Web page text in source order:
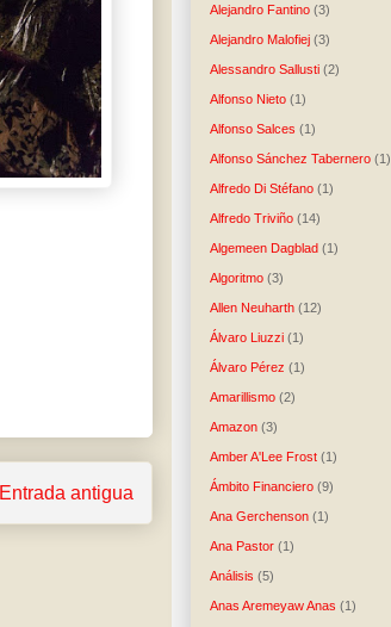
Entrada antigua
Alejandro Fantino (3)
Alejandro Malofiej (3)
Alessandro Sallusti (2)
Alfonso Nieto (1)
Alfonso Salces (1)
Alfonso Sánchez Tabernero (1)
Alfredo Di Stéfano (1)
Alfredo Triviño (14)
Algemeen Dagblad (1)
Algoritmo (3)
Allen Neuharth (12)
Álvaro Liuzzi (1)
Álvaro Pérez (1)
Amarillismo (2)
Amazon (3)
Amber A'Lee Frost (1)
Ámbito Financiero (9)
Ana Gerchenson (1)
Ana Pastor (1)
Análisis (5)
Anas Aremeyaw Anas (1)